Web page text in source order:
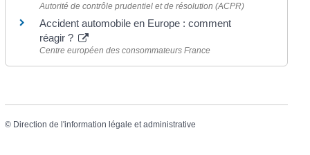
Autorité de contrôle prudentiel et de résolution (ACPR)
Accident automobile en Europe : comment
réagir ?
Centre européen des consommateurs France
© Direction de l'information légale et administrative